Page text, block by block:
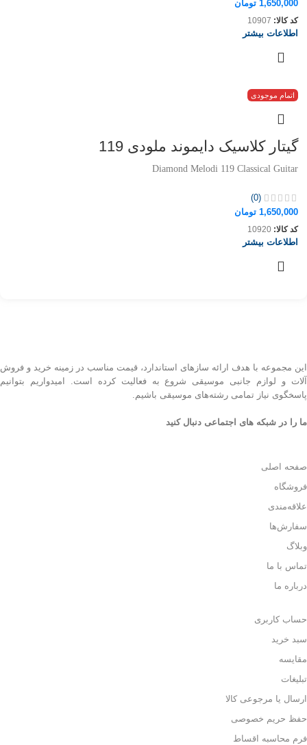
1,650,000 تومان
کد کالا: 10907
اطلاعات بیشتر
اتمام موجودی
گیتار کلاسیک دایموند ملودی 119
Diamond Melodi 119 Classical Guitar
(0)
1,650,000 تومان
کد کالا: 10920
اطلاعات بیشتر
این مجموعه با هدف ارائه سازهای استاندارد، قیمت مناسب در زمینه خرید و فروش
آلات و لوازم جانبی موسیقی شروع به فعالیت کرده است. امیدواریم بتوانیم
پاسخگوی نیاز تمامی رشته‌های موسیقی باشیم.
ما را در شبکه های اجتماعی دنبال کنید
صفحه اصلی
فروشگاه
علاقه‌مندی
سفارش‌ها
وبلاگ
تماس با ما
درباره ما
حساب کاربری
سبد خرید
مقایسه
تبلیغات
ارسال یا مرجوعی کالا
حفظ حریم خصوصی
فرم محاسبه اقساط